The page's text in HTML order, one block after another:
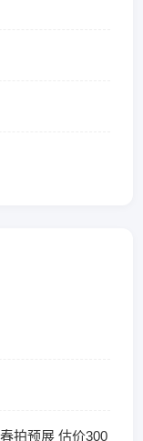
拍预展 估价300